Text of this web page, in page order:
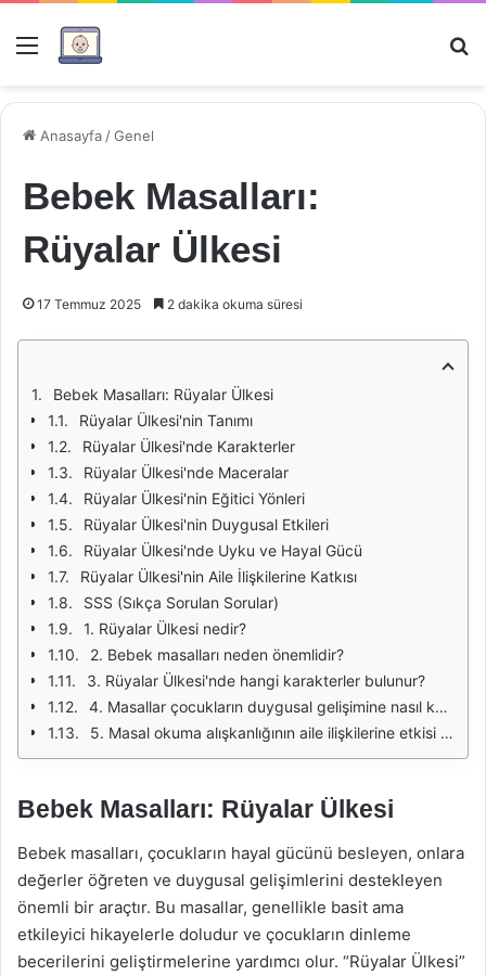
Menü
Anasayfa /Genel
Bebek Masalları:
Rüyalar Ülkesi
17 Temmuz 2025 2 dakika okuma süresi
Bebek Masalları: Rüyalar Ülkesi
Rüyalar Ülkesi'nin Tanımı
Rüyalar Ülkesi'nde Karakterler
Rüyalar Ülkesi'nde Maceralar
Rüyalar Ülkesi'nin Eğitici Yönleri
Rüyalar Ülkesi'nin Duygusal Etkileri
Rüyalar Ülkesi'nde Uyku ve Hayal Gücü
Rüyalar Ülkesi'nin Aile İlişkilerine Katkısı
SSS (Sıkça Sorulan Sorular)
1. Rüyalar Ülkesi nedir?
2. Bebek masalları neden önemlidir?
3. Rüyalar Ülkesi'nde hangi karakterler bulunur?
4. Masallar çocukların duygusal gelişimine nasıl katkıda bulunur?
5. Masal okuma alışkanlığının aile ilişkilerine etkisi nedir?
Bebek Masalları: Rüyalar Ülkesi
Bebek masalları, çocukların hayal gücünü besleyen, onlara
değerler öğreten ve duygusal gelişimlerini destekleyen
önemli bir araçtır. Bu masallar, genellikle basit ama
etkileyici hikayelerle doludur ve çocukların dinleme
becerilerini geliştirmelerine yardımcı olur. “Rüyalar Ülkesi”